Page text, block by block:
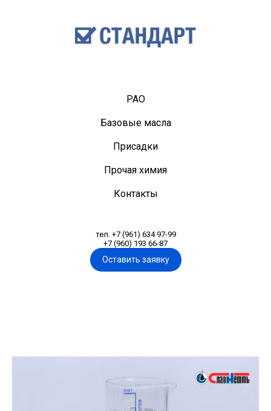
PAO
Базовые масла
Присадки
Прочая химия
Контакты
тел. +7 (961) 634 97-99
+7 (960) 193 66-87
Оставить заявку